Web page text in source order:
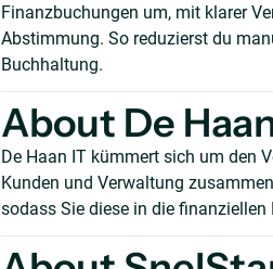
Finanzbuchungen um, mit klarer
Abstimmung. So reduzierst du
Buchhaltung.
About De
De Haan IT kümmert sich um den
Kunden und Verwaltung
sodass Sie diese in die